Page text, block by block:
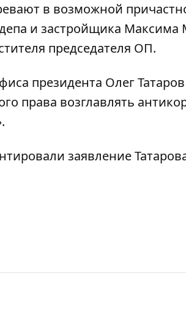
в возможной
и застройщика Максима
председателя ОП.
президента Олег
права возглавлять
заявление